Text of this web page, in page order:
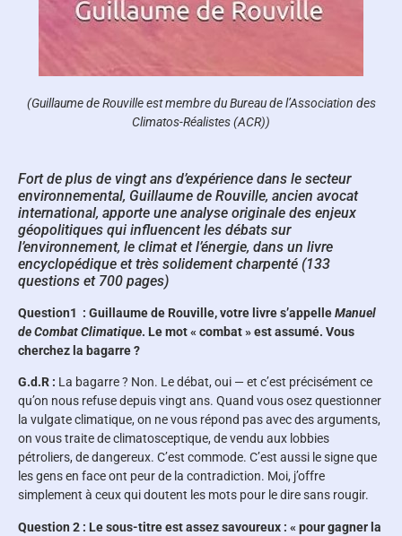
(Guillaume de Rouville est membre du Bureau de l’Association des
Climatos-Réalistes (ACR))
Fort de plus de vingt ans d’expérience dans le secteur
environnemental, Guillaume de Rouville, ancien avocat
international, apporte une analyse originale des enjeux
géopolitiques qui influencent les débats sur
l’environnement, le climat et l’énergie, dans un livre
encyclopédique et très solidement charpenté (133
questions et 700 pages)
Question1 : Guillaume de Rouville, votre livre s’appelleManuel
de Combat Climatique. Le mot « combat » est assumé. Vous
cherchez la bagarre ?
G.d.R : La bagarre ? Non. Le débat, oui — et c’est précisément ce
qu’on nous refuse depuis vingt ans. Quand vous osez questionner
la vulgate climatique, on ne vous répond pas avec des arguments,
on vous traite de climatosceptique, de vendu aux lobbies
pétroliers, de dangereux. C’est commode. C’est aussi le signe que
les gens en face ont peur de la contradiction. Moi, j’offre
simplement à ceux qui doutent les mots pour le dire sans rougir.
Question 2 : Le sous-titre est assez savoureux : « pour gagner la